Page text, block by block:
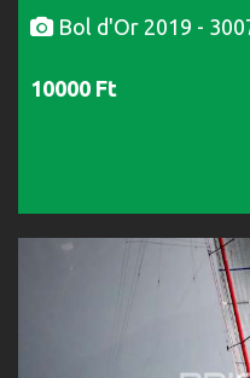
Bol d'Or 2019 -
10000 Ft